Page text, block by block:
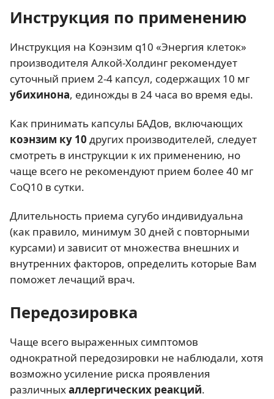
Инструкция по применению
Инструкция на Коэнзим q10 «Энергия клеток»
производителя Алкой-Холдинг рекомендует
суточный прием 2-4 капсул, содержащих 10 мг
убихинона, единожды в 24 часа во время еды.
Как принимать капсулы БАДов, включающих
коэнзим ку 10 других производителей, следует
смотреть в инструкции к их применению, но
чаще всего не рекомендуют прием более 40 мг
CoQ10 в сутки.
Длительность приема сугубо индивидуальна
(как правило, минимум 30 дней с повторными
курсами) и зависит от множества внешних и
внутренних факторов, определить которые Вам
поможет лечащий врач.
Передозировка
Чаще всего выраженных симптомов
однократной передозировки не наблюдали, хотя
возможно усиление риска проявления
различныхаллергических реакций.